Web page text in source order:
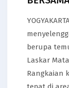
berupa
Laskar
Rangkaian